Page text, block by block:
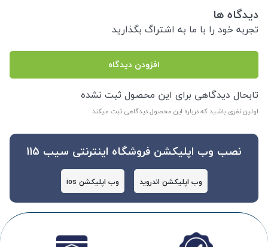
دیدگاه ها
تجربه خود را با ما به اشتراگ بگذارید
افزودن دیدگاه
تابحال دیدگاهی برای این محصول ثبت نشده
اولین نفری باشید که درباره این محصول دیدگاهی ثبت میکند
نصب وب اپلیکشن فروشگاه اینترنتی سیب 115
وب اپلیکشن اندروید وب اپلیکشن ios